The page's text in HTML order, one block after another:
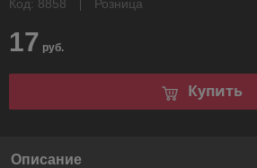
Код: 8858
Розница
17 руб.
Купить
Описание